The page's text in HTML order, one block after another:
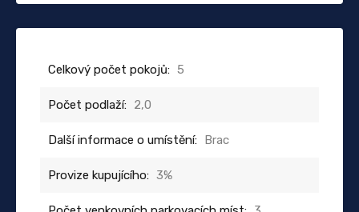
Celkový počet pokojů: 5
Počet podlaží: 2,0
Další informace o umístění: Brac
Provize kupujícího: 3%